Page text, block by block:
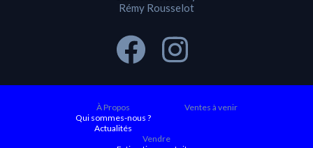
Rémy Rousselot
À Propos
Qui sommes-nous ?
Actualités
Ventes à venir
Vendre